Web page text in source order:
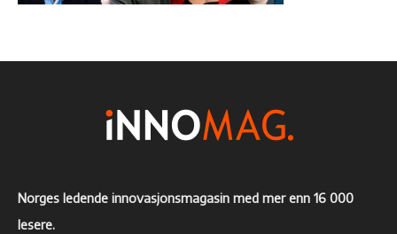
Norges ledende innovasjonsmagasin med mer enn 16 000
lesere.